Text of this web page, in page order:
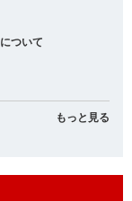
ついて
もっと見る